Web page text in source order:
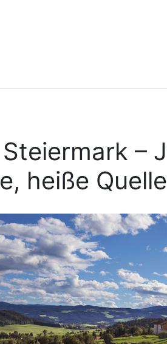
–
heiße